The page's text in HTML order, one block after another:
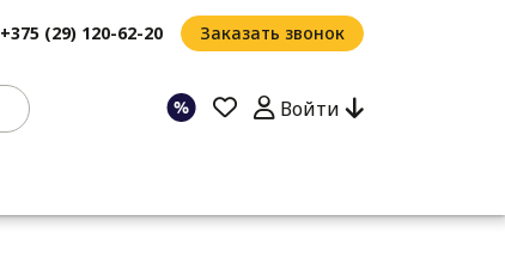
+375 (29) 120-62-20 Заказать звонок
Войти